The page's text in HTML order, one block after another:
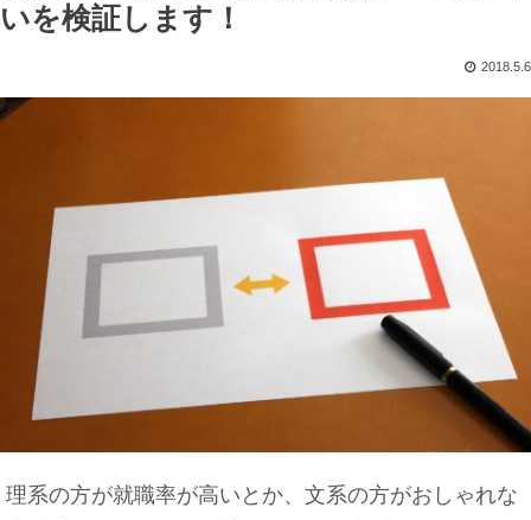
いを検証します！
2018.5.6
理系の方が就職率が高いとか、文系の方がおしゃれな